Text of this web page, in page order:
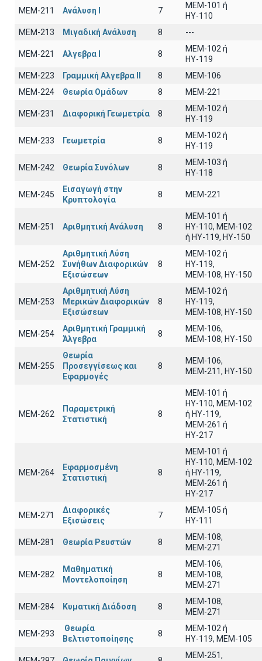
ΜΕΜ-211 Ανάλυση Ι 7
ΜΕΜ-101 ή
ΗΥ-110
ΜΕΜ-213
Μιγαδική Ανάλυση 8 ---
ΜΕΜ-221 Αλγεβρα Ι 8
ΜΕΜ-102 ή
ΗΥ-119
ΜΕΜ-223
Γραμμική Αλγεβρα ΙΙ 8
MEM-106
ΜΕΜ-224
Θεωρία Ομάδων 8 MEM-221
ΜΕΜ-231 Διαφορική Γεωμετρία 8
MEM-102 ή
ΗΥ-119
ΜΕΜ-233 Γεωμετρία 8
MEM-102 ή
ΗΥ-119
ΜΕΜ-242 Θεωρία Συνόλων 8
ΜΕΜ-103 ή
ΗΥ-118
ΜΕΜ-245
Εισαγωγή στην
Κρυπτολογία
8 MEM-221
ΜΕΜ-251 Αριθμητική Ανάλυση 8
ΜΕΜ-101 ή
ΗΥ-110, MEM-102
ή ΗΥ-119, ΗΥ-150
ΜΕΜ-252
Αριθμητική Λύση
Συνήθων Διαφορικών
Εξισώσεων
8
MEM-102 ή
ΗΥ-119,
ΜΕΜ-108, ΗΥ-150
ΜΕΜ-253
Αριθμητική Λύση
Μερικών Διαφορικών
Εξισώσεων
8
ΜΕΜ-102 ή
ΗΥ-119,
ΜΕΜ-108, ΗΥ-150
ΜΕΜ-254
Αριθμητική Γραμμική
Άλγεβρα
8
ΜΕΜ-106,
ΜΕΜ-108, ΗΥ-150
ΜΕΜ-255
Θεωρία
Προσεγγίσεως και
Εφαρμογές
8
ΜΕΜ-106,
ΜΕΜ-211, ΗΥ-150
ΜΕΜ-262
Παραμετρική
Στατιστική
8
ΜΕΜ-101 ή
ΗΥ-110, MEM-102
ή ΗΥ-119,
ΜΕΜ-261 ή
ΗΥ-217
ΜΕΜ-264
Εφαρμοσμένη
Στατιστική
8
ΜΕΜ-101 ή
ΗΥ-110, MEM-102
ή ΗΥ-119,
ΜΕΜ-261 ή
ΗΥ-217
ΜΕΜ-271
Διαφορικές
Εξισώσεις
7
ΜΕΜ-105 ή
ΗΥ-111
ΜΕΜ-281 Θεωρία Ρευστών 8
ΜΕΜ-108,
ΜΕΜ-271
ΜΕΜ-282
Μαθηματική
Μοντελοποίηση
8
ΜΕΜ-106,
ΜΕΜ-108,
ΜΕΜ-271
ΜΕΜ-284 Κυματική Διάδοση 8
ΜΕΜ-108,
ΜΕΜ-271
ΜΕΜ-293
Θεωρία
Βελτιστοποίησης
8
ΜΕΜ-102 ή
ΗΥ-119, ΜΕΜ-105
ΜΕΜ-251,